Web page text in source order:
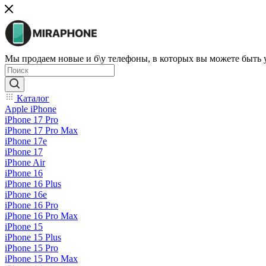
Мы продаем новые и б\у телефоны, в которых вы можете быть
Каталог
Apple iPhone
iPhone 17 Pro
iPhone 17 Pro Max
iPhone 17e
iPhone 17
iPhone Air
iPhone 16
iPhone 16 Plus
iPhone 16e
iPhone 16 Pro
iPhone 16 Pro Max
iPhone 15
iPhone 15 Plus
iPhone 15 Pro
iPhone 15 Pro Max